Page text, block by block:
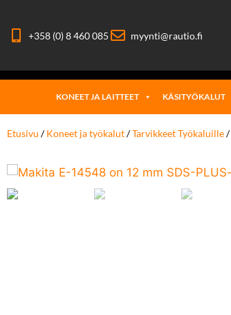
+358 (0) 8 460 085 myynti@rautio.fi
KONEET JA LAITTEET KÄSITYÖKALUT
Etusivu /Koneet ja työkalut/Tarvikkeet Työkaluille/